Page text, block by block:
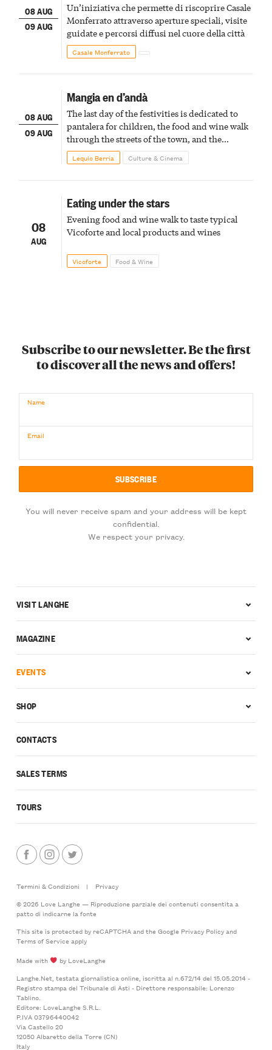
08 AUG
09 AUG
Un’iniziativa che permette di riscoprire Casale
Monferrato attraverso aperture speciali, visite
guidate e percorsi diffusi nel cuore della città
Casale Monferrato
08 AUG
09 AUG
Mangia en d’andà
The last day of the festivities is dedicated to
pantalera for children, the food and wine walk
through the streets of the town, and the
fireworks finale
Lequio Berria Culture & Cinema
08
AUG
Eating under the stars
Evening food and wine walk to taste typical
Vicoforte and local products and wines
Vicoforte Food & Wine
Subscribe to our newsletter. Be the first
to discover all the news and offers!
Name
Email
You will never receive spam and your address will be kept
confidential.
We respect your privacy.
CONTACTS
SALES TERMS
TOURS
VISIT LANGHE
MAGAZINE
EVENTS
SHOP
Termini & Condizioni |
Privacy
© 2026 Love Langhe — Riproduzione parziale dei contenuti consentita a
patto di indicarne la fonte
This site is protected by reCAPTCHA and the Google Privacy Policyand
Terms of Serviceapply
Made with
by LoveLanghe
Langhe.Net, testata giornalistica online, iscritta al n.672/14 del 15.05.2014 -
Registro stampa del Tribunale di Asti - Direttore responsabile: Lorenzo
Tablino.
Editore: LoveLanghe S.R.L.
P.IVA 03796440042
Via Castello 20
12050 Albaretto della Torre (CN)
Italy